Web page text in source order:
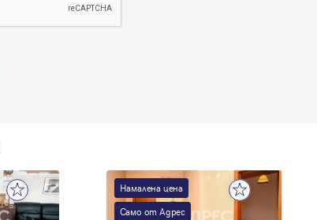
Намалена цена
Само от Адрес